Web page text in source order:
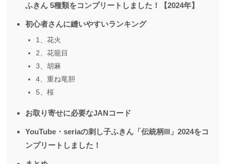
ふきん 5種類をコンプリートしました！【2024年】
初心者さんに縫いやすいランキング
1、花火
2、花籠目
3、胡麻
4、重ね竜胆
5、桜
お取り寄せに必要なJANコード
YouTube・seriaの刺し子ふきん「伝統柄III」2024をコ
ンプリートしました！